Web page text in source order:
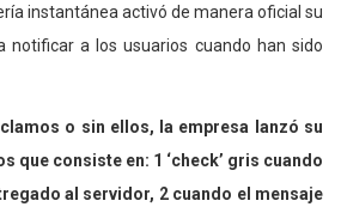
instantánea activó de manera oficial su
notificar a los usuarios cuando han sido
o sin ellos, la empresa lanzó su
que consiste en: 1 ‘check’ gris cuando
al servidor, 2 cuando el mensaje